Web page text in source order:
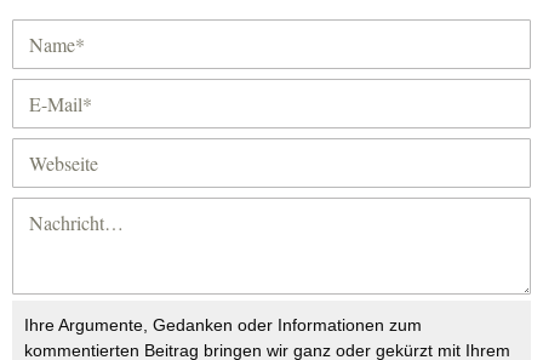
Ihre Argumente, Gedanken oder Informationen zum
kommentierten Beitrag bringen wir ganz oder gekürzt mit Ihrem